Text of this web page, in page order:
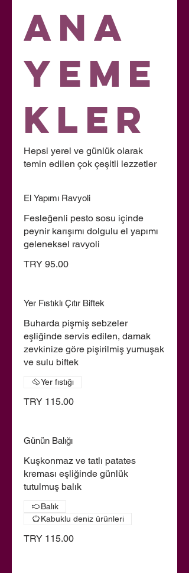
Ana
Yeme
kler
Hepsi yerel ve günlük olarak
temin edilen çok çeşitli lezzetler
El Yapımı Ravyoli
Fesleğenli pesto sosu içinde
peynir karışımı dolgulu el yapımı
geleneksel ravyoli
TRY 95.00
Yer Fıstıklı Çıtır Biftek
Buharda pişmiş sebzeler
eşliğinde servis edilen, damak
zevkinize göre pişirilmiş yumuşak
ve sulu biftek
TRY 115.00
Yer fıstığı
Günün Balığı
Kuşkonmaz ve tatlı patates
kreması eşliğinde günlük
tutulmuş balık
TRY 115.00
Balık
Kabuklu deniz ürünleri